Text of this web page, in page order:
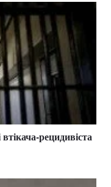
рецидивіста